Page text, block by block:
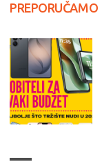
PREPORUČAMO